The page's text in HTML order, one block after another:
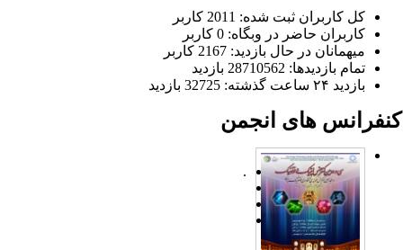
کل کاربران ثبت شده: 2011 کاربر
کاربران حاضر در وبگاه: 0 کاربر
میهمانان در حال بازدید: 2167 کاربر
تمام بازدید‌ها: 28710562 بازدید
بازدید ۲۴ ساعت گذشته: 32725 بازدید
های انجمن
.